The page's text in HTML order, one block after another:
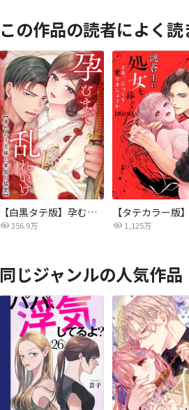
この作品の読者によく
【白黒タテ版】孕むまで乱れいけ～身代わり花嫁と軍服の猛愛
356.9万 1,125万
同じジャンルの人気作品